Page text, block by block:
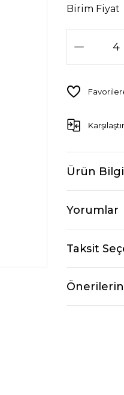
Birim Fiyat
Karşılaştır
Ürün
Yorumlar
Taksit